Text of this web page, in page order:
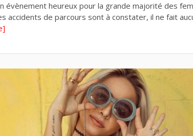
évènement heureux pour la grande majorité des
accidents de parcours sont à constater, il ne fait